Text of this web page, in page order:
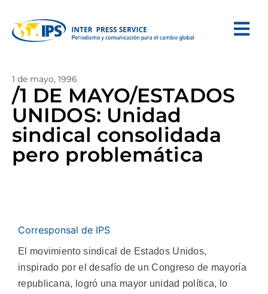
1 de mayo, 1996
/1 DE MAYO/ESTADOS
UNIDOS: Unidad
sindical consolidada
pero problemática
Corresponsal de IPS
El movimiento sindical de Estados Unidos,
inspirado por el desafío de un Congreso de mayoría
republicana, logró una mayor unidad política, lo